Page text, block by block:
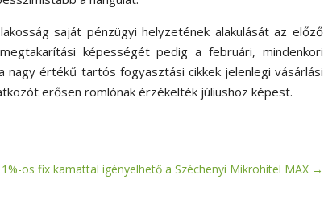
saját pénzügyi helyzetének alakulását az előző
képességét pedig a februári, mindenkori
értékű tartós fogyasztási cikkek jelenlegi vásárlási
erősen romlónak érzékelték júliushoz képest.
1%-os fix kamattal igényelhető a Széchenyi Mikrohitel MAX →